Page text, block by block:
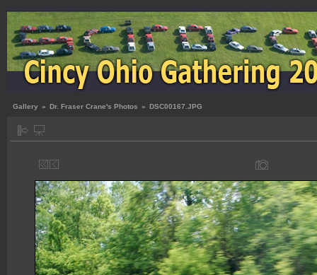
Gallery » Dr. Fraser Crane's Photos » DSC00167.JPG